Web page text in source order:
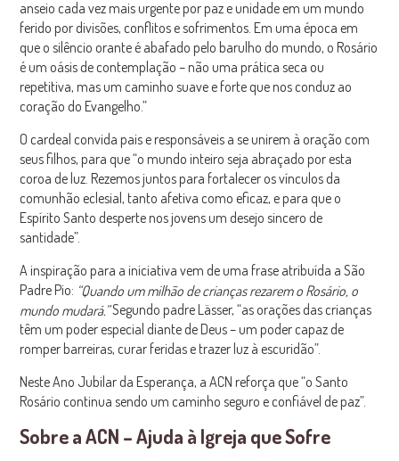
anseio cada vez mais urgente por paz e unidade em um mundo
ferido por divisões, conflitos e sofrimentos. Em uma época em
que o silêncio orante é abafado pelo barulho do mundo, o Rosário
é um oásis de contemplação – não uma prática seca ou
repetitiva, mas um caminho suave e forte que nos conduz ao
coração do Evangelho.”
O cardeal convida pais e responsáveis a se unirem à oração com
seus filhos, para que “o mundo inteiro seja abraçado por esta
coroa de luz. Rezemos juntos para fortalecer os vínculos da
comunhão eclesial, tanto afetiva como eficaz, e para que o
Espírito Santo desperte nos jovens um desejo sincero de
santidade”.
A inspiração para a iniciativa vem de uma frase atribuída a São
Padre Pio: “Quando um milhão de crianças rezarem o Rosário, o
mundo mudará.”Segundo padre Lässer, “as orações das crianças
têm um poder especial diante de Deus – um poder capaz de
romper barreiras, curar feridas e trazer luz à escuridão”.
Neste Ano Jubilar da Esperança, a ACN reforça que “o Santo
Rosário continua sendo um caminho seguro e confiável de paz”.
Sobre a ACN – Ajuda à Igreja que Sofre